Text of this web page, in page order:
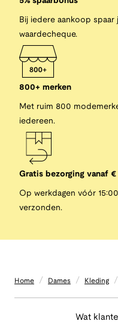
Bij iedere aankoop
waardecheque.
800+ merken
Met ruim 800
iedereen.
Gratis bezorging vanaf €
Op werkdagen vóór
verzonden.
Home / Dames / Kleding /
Wat